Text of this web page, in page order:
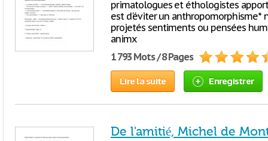
primatologues et éthologistes
est d'éviter un anthropomorphisme*
projetés sentiments ou pensées
animx
1 793 Mots / 8 Pages
Lire la suite Enregistrer
De l'amitié, Michel de